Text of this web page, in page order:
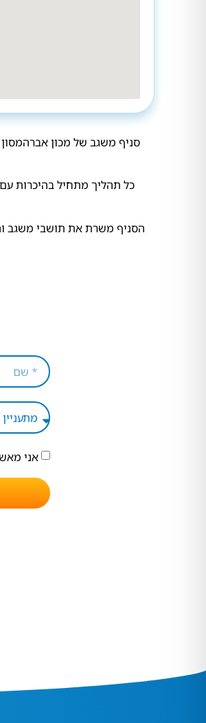
סניף משגב של מכון
כל תהליך מתחיל בהיכרות
הסניף משרת את תושבי משגב
אני